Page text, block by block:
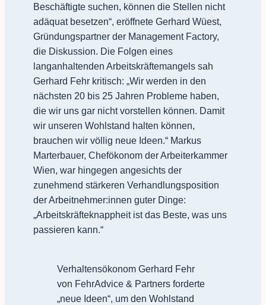
Beschäftigte suchen, können die Stellen nicht
adäquat besetzen“, eröffnete Gerhard Wüest,
Gründungspartner der Management Factory,
die Diskussion. Die Folgen eines
langanhaltenden Arbeitskräftemangels sah
Gerhard Fehr kritisch: „Wir werden in den
nächsten 20 bis 25 Jahren Probleme haben,
die wir uns gar nicht vorstellen können. Damit
wir unseren Wohlstand halten können,
brauchen wir völlig neue Ideen.“ Markus
Marterbauer, Chefökonom der Arbeiterkammer
Wien, war hingegen angesichts der
zunehmend stärkeren Verhandlungsposition
der Arbeitnehmer:innen guter Dinge:
„Arbeitskräfteknappheit ist das Beste, was uns
passieren kann.“
Verhaltensökonom Gerhard Fehr
von FehrAdvice & Partners forderte
„neue Ideen“, um den Wohlstand